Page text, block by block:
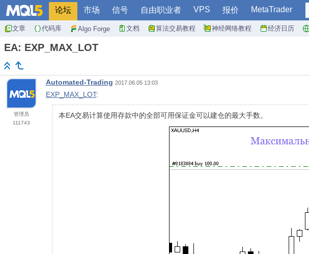
论坛 市场 信号 自由职业者 VPS 报价 MetaTrader
文章 代码库 Algo Forge 文档 算法交易教程 神经网络教程 经济日历
EA: EXP_MAX_LOT
管理员
111743
Automated-Trading 2017.06.05 13:03
EXP_MAX_LOT:
本EA交易计算使用存款中的全部可用保证金可以建仓的最大手数。